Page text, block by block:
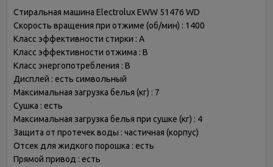
Стиральная машина Electrolux EWW 51476 WD
Скорость вращения при отжиме (об/мин) : 1400
Класс эффективности стирки : A
Класс эффективности отжима : B
Класс энергопотребления : B
Дисплей : есть символьный
Максимальная загрузка белья (кг) : 7
Сушка : есть
Максимальная загрузка белья при сушке (кг) : 4
Защита от протечек воды : частичная (корпус)
Отсек для жидкого порошка : есть
Прямой привод : есть